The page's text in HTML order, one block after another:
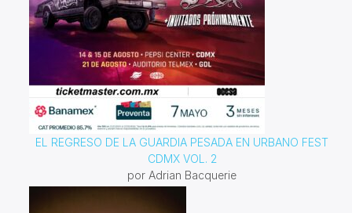
EL REGRESO DE LA GUARDIA PESADA EN URBANO FEST
CDMX VOL. 2
por Adrian Bacquerie